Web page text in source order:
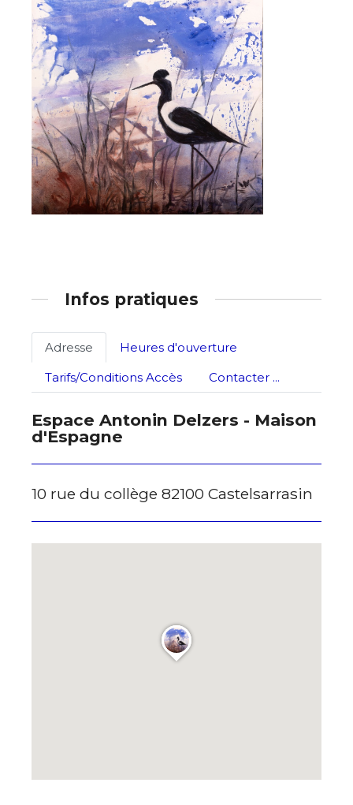
Nom
Prénom
Adresse email*
Nom
Statut / Organisation
Infos pratiques
Adresse
Heures d'ouverture
Tarifs/Conditions Accès
Contacter ...
Espace Antonin Delzers - Maison
d'Espagne
10 rue du collège 82100 Castelsarrasin